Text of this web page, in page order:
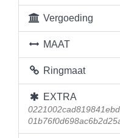
Vergoeding
MAAT
Ringmaat
EXTRA